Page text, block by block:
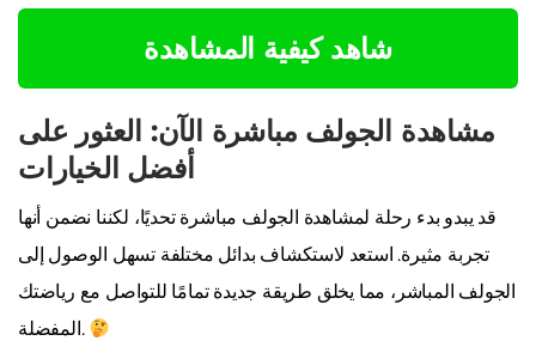
شاهد كيفية المشاهدة
مشاهدة الجولف مباشرة الآن: العثور على
أفضل الخيارات
قد يبدو بدء رحلة لمشاهدة الجولف مباشرة تحديًا، لكننا نضمن أنها
تجربة مثيرة. استعد لاستكشاف بدائل مختلفة تسهل الوصول إلى
الجولف المباشر، مما يخلق طريقة جديدة تمامًا للتواصل مع رياضتك
المفضلة.